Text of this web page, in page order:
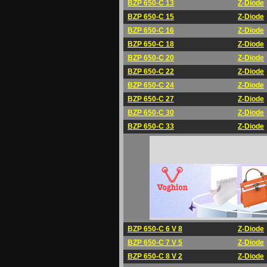
BZP 650-C 13
Z-Diode
BZP 650-C 15
Z-Diode
BZP 650-C 16
Z-Diode
BZP 650-C 18
Z-Diode
BZP 650-C 20
Z-Diode
BZP 650-C 22
Z-Diode
BZP 650-C 24
Z-Diode
BZP 650-C 27
Z-Diode
BZP 650-C 30
Z-Diode
BZP 650-C 33
Z-Diode
BZP 650-C 6 V 8
Z-Diode
BZP 650-C 7 V 5
Z-Diode
BZP 650-C 8 V 2
Z-Diode